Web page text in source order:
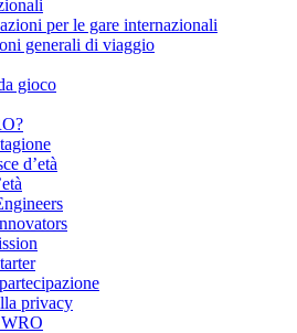
per le gare internazionali
generali di viaggio
gioco
d’età
privacy